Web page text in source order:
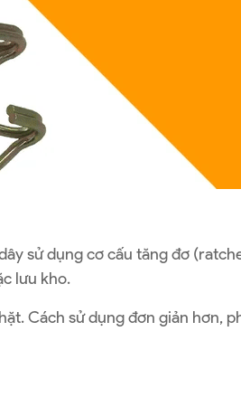
sử dụng cơ cấu tăng đơ
lưu kho.
Cách sử dụng đơn giản hơn,